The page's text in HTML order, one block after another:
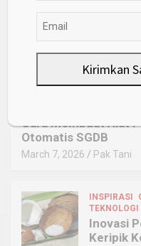
March 9,
Cara Membuat Alat
Otomatis SGDB
March 7, 2026 Pak Tani
INSPIRASI
Inovasi
Keripik
Kirimkan